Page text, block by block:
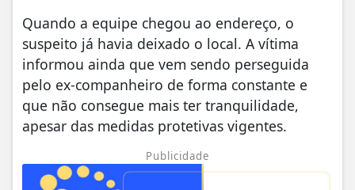
Quando a equipe chegou ao endereço, o
suspeito já havia deixado o local. A vítima
informou ainda que vem sendo perseguida
pelo ex-companheiro de forma constante e
que não consegue mais ter tranquilidade,
apesar das medidas protetivas vigentes.
Publicidade